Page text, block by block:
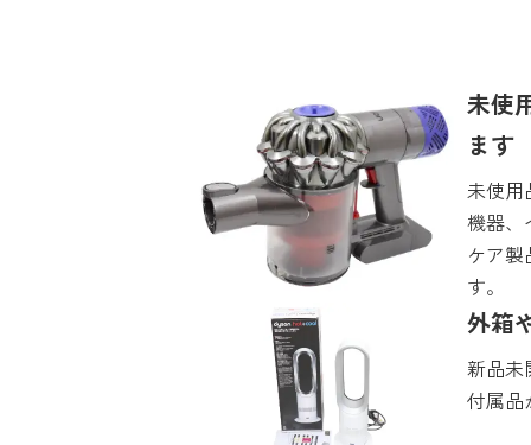
未使
ます
未使用
機器、
ケア
す。
外箱
新品未
付属品